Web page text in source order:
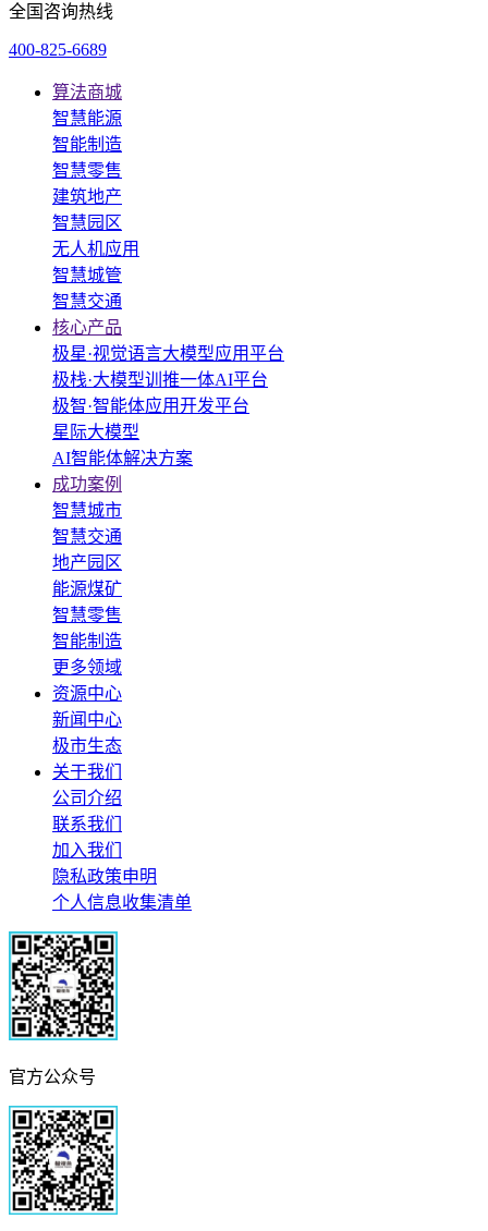
全国咨询热线
400-825-6689
算法商城
智慧能源
智能制造
智慧零售
建筑地产
智慧园区
无人机应用
智慧城管
智慧交通
核心产品
极星·视觉语言大模型应用平台
极栈·大模型训推一体AI平台
极智·智能体应用开发平台
星际大模型
AI智能体解决方案
成功案例
智慧城市
智慧交通
地产园区
能源煤矿
智慧零售
智能制造
更多领域
资源中心
新闻中心
极市生态
关于我们
公司介绍
联系我们
加入我们
隐私政策申明
个人信息收集清单
官方公众号